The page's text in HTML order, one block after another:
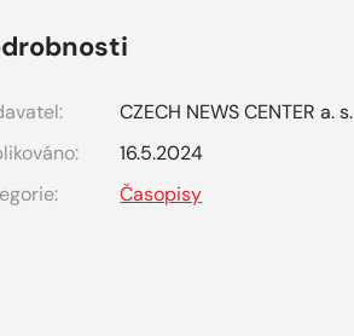
CZECH NEWS CENTER a. s.
16.5.2024
Časopisy